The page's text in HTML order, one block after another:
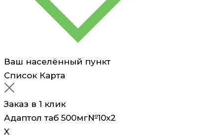
Ваш населённый пункт
Список Карта
Заказ в 1 клик
Адаптол таб 500мг№10х2
X